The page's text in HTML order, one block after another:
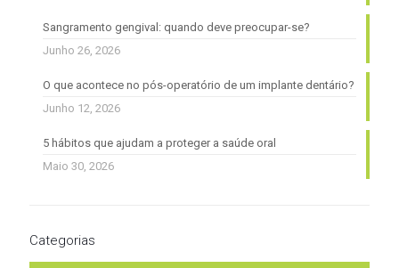
Sangramento gengival: quando deve preocupar-se?
Junho 26, 2026
O que acontece no pós-operatório de um implante dentário?
Junho 12, 2026
5 hábitos que ajudam a proteger a saúde oral
Maio 30, 2026
Categorias